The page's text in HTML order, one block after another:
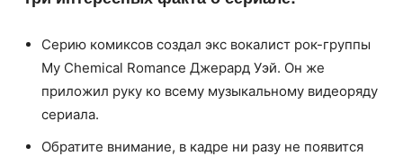
Серию комиксов создал экс вокалист рок-группы
My Chemical Romance Джерард Уэй. Он же
приложил руку ко всему музыкальному видеоряду
сериала.
Обратите внимание, в кадре ни разу не появится